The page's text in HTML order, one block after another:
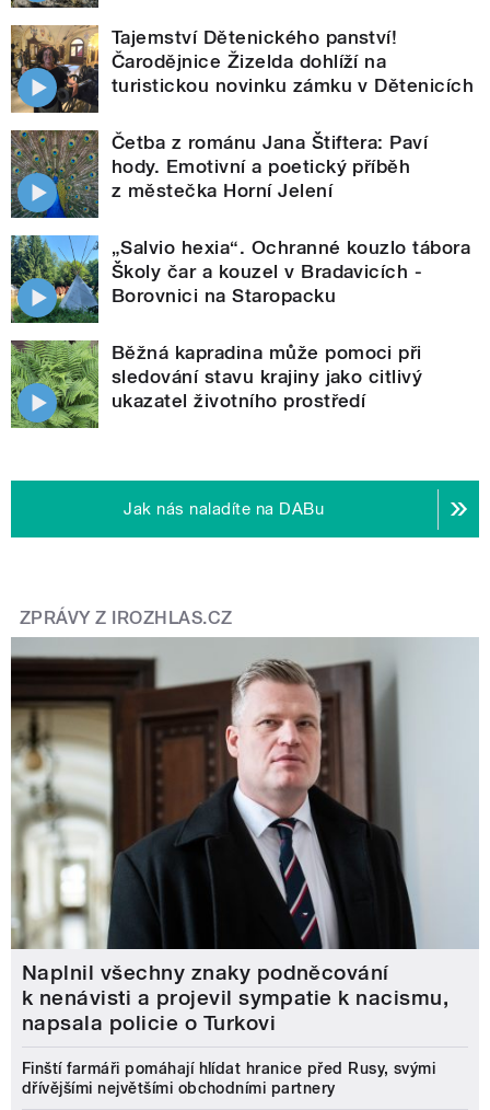
Tajemství Dětenického panství!
Čarodějnice Žizelda dohlíží na
turistickou novinku zámku v Dětenicích
Četba z románu Jana Štiftera: Paví
hody. Emotivní a poetický příběh
z městečka Horní Jelení
„Salvio hexia“. Ochranné kouzlo tábora
Školy čar a kouzel v Bradavicích -
Borovnici na Staropacku
Běžná kapradina může pomoci při
sledování stavu krajiny jako citlivý
ukazatel životního prostředí
Jak nás naladíte na DABu
ZPRÁVY Z IROZHLAS.CZ
Naplnil všechny znaky podněcování
k nenávisti a projevil sympatie k nacismu,
napsala policie o Turkovi
Finští farmáři pomáhají hlídat hranice před Rusy, svými
dřívějšími největšími obchodními partnery